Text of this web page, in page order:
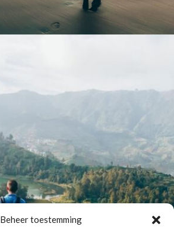
Beheer toestemming